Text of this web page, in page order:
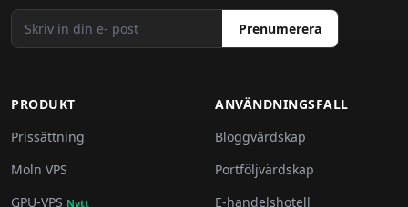
Prenumerera
PRODUKT
Prissättning
Moln VPS
GPU-VPS Nytt
ANVÄNDNINGSFALL
Bloggvärdskap
Portföljvärdskap
E-handelshotell